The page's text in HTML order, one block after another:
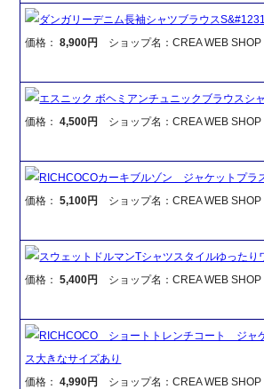
ダンガリーデニム長袖シャツブラウス
価格：8,900円 ショップ名：CREA WEB SHOP
エスニック ボヘミアンチュニックブラウスシ
価格：4,500円 ショップ名：CREA WEB SHOP
RICHCOCOカーキブルゾン ジャケットプラ
価格：5,100円 ショップ名：CREA WEB SHOP
スウェットドルマンTシャツスタイルゆった
価格：5,400円 ショップ名：CREA WEB SHOP
RICHCOCO ショートトレンチコート ジャ
ス大きなサイズあり
価格：4,990円 ショップ名：CREA WEB SHOP